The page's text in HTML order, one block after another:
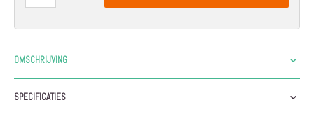
OMSCHRIJVING
SPECIFICATIES